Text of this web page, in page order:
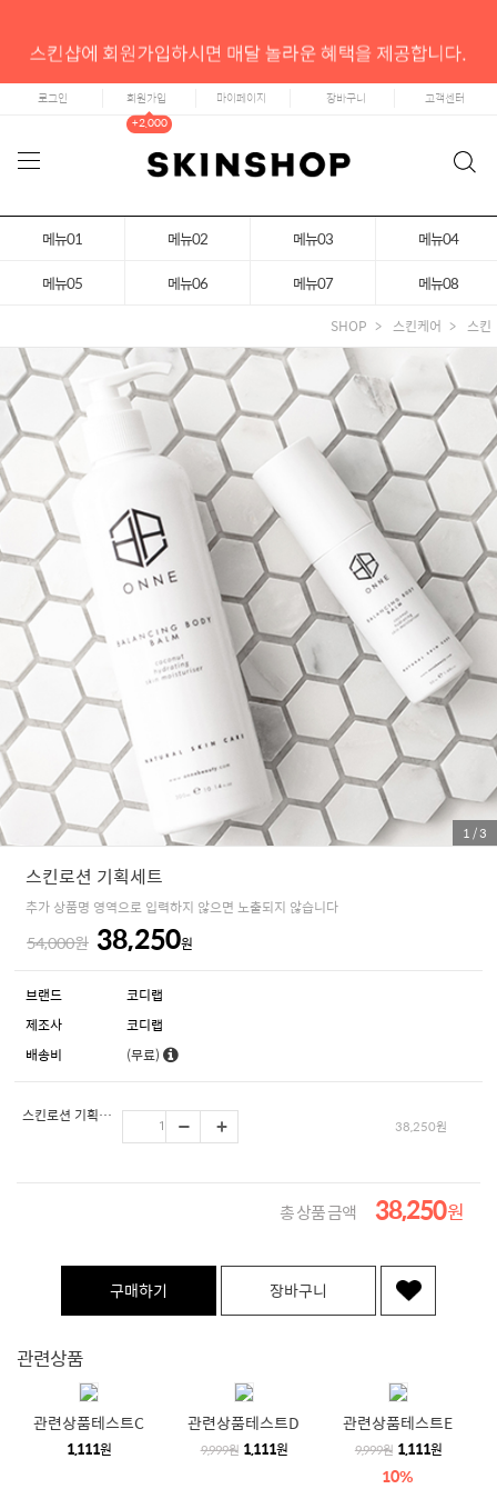
로그인
회원가입
+2,000
마이페이지 장바구니 고객센터
메뉴01 메뉴02 메뉴03
메뉴04
메뉴05
메뉴06 메뉴07 메뉴08
SHOP 스킨케어 스킨
1/3
스킨로션 기획세트
추가 상품명 영역으로 입력하지 않으면 노출되지 않습니다
54,000원 38,250원
브랜드
코디랩
제조사
코디랩
배송비
(무료)
스킨로션 기획세트
38,250원
총 상품 금액 38,250원
구매하기 장바구니
관련상품
관련상품테스트C
1,111원
관련상품테스트D
9,999원 1,111원
관련상품테스트E
9,999원 1,111원
10%